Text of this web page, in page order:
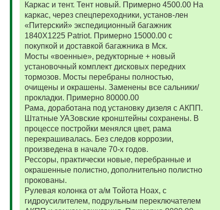
Каркас и тент. Тент новый. Примерно 4500.00 На
каркас, через спецпереходники, установ-лен
«Питерский» экспедиционный багажник
1840Х1225 Patriot. Примерно 15000.00 с
покупкой и доставкой багажника в Мск.
Мосты «военные», редукторные + новый
установочный комплект дисковых передних
тормозов. Мосты перебраны полностью,
очищены и окрашены. Заменены все сальники/
прокладки. Примерно 80000.00
Рама, доработана под установку дизеля с АКПП.
Штатные УАЗовские кронштейны сохранены. В
процессе постройки менялся цвет, рама
перекрашивалась. Без следов коррозии,
произведена в начале 70-х годов.
Рессоры, практически новые, перебранные и
окрашенные полистно, дополнительно полистно
прокованы.
Рулевая колонка от а/м Тойота Ноах, с
гидроусилителем, подрульным переключателем